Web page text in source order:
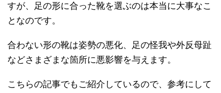
すが、足の形に合った靴を選ぶのは本当に大事なこ
となのです。
合わない形の靴は姿勢の悪化、足の怪我や外反母趾
などさまざまな箇所に悪影響を与えます。
こちらの記事でもご紹介しているので、参考にして